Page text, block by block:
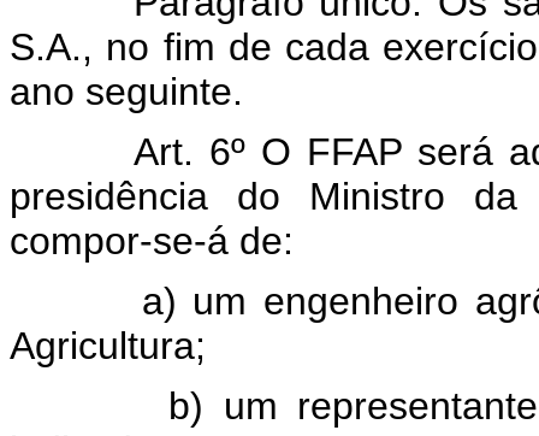
S.A., no fim de cada
ano seguinte.
Art. 6º O FFAP será
presidência do Ministro
compor-se-á de:
a) um engenheiro
Agricultura;
b) um